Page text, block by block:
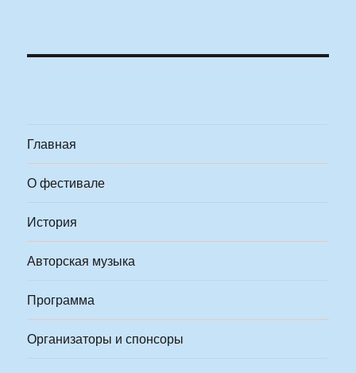
Главная
О фестивале
История
Авторская музыка
Программа
Организаторы и спонсоры